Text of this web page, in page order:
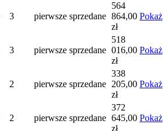
3 pierwsze sprzedane
564
864,00
zł
Pokaż
3 pierwsze sprzedane
518
016,00
zł
Pokaż
2 pierwsze sprzedane
338
205,00
zł
Pokaż
2 pierwsze sprzedane
372
645,00
zł
Pokaż